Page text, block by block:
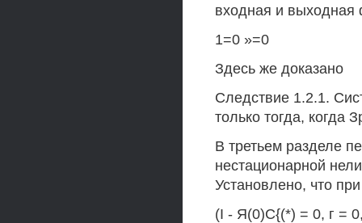
входная и выходная
1=0 »=0
Здесь же доказано
Следствие 1.2.1.
только тогда, когда
В третьем разделе
нестационарной
Установлено, что
(I - Я(0)С{(*) = 0, г =